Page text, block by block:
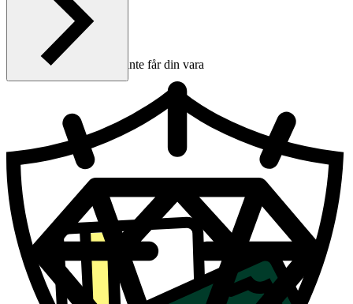
Ersättning om du inte får din vara